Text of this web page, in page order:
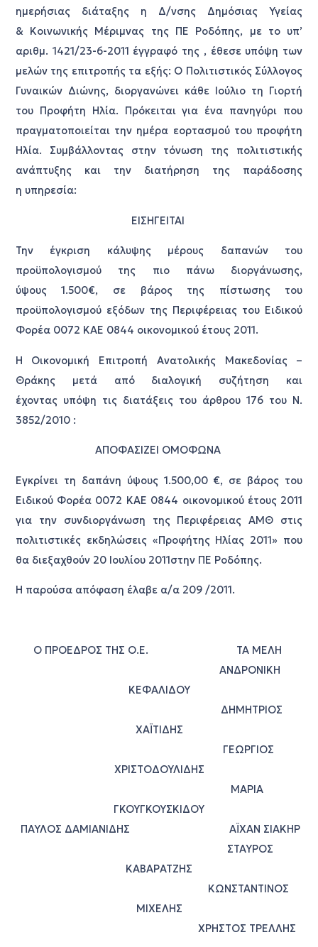
ημερήσιας διάταξης η Δ/νσης Δημόσιας Υγείας
& Κοινωνικής Μέριμνας της ΠΕ Ροδόπης, με το υπ’
αριθμ. 1421/23-6-2011 έγγραφό της , έθεσε υπόψη των
μελών της επιτροπής τα εξής: Ο Πολιτιστικός Σύλλογος
Γυναικών Διώνης, διοργανώνει κάθε Ιούλιο τη Γιορτή
του Προφήτη Ηλία. Πρόκειται για ένα πανηγύρι που
πραγματοποιείται την ημέρα εορτασμού του προφήτη
Ηλία. Συμβάλλοντας στην τόνωση της πολιτιστικής
ανάπτυξης και την διατήρηση της παράδοσης
η υπηρεσία:
ΕΙΣΗΓΕΙΤΑΙ
Την έγκριση κάλυψης μέρους δαπανών του
προϋπολογισμού της πιο πάνω διοργάνωσης,
ύψους 1.500€, σε βάρος της πίστωσης του
προϋπολογισμού εξόδων της Περιφέρειας του Ειδικού
Φορέα 0072 ΚΑΕ 0844 οικονομικού έτους 2011.
Η Οικονομική Επιτροπή Ανατολικής Μακεδονίας –
Θράκης μετά από διαλογική συζήτηση και
έχοντας υπόψη τις διατάξεις του άρθρου 176 του Ν.
3852/2010 :
ΑΠΟΦΑΣΙΖΕΙ ΟΜΟΦΩΝΑ
Εγκρίνει τη δαπάνη ύψους 1.500,00 €, σε βάρος του
Ειδικού Φορέα 0072 ΚΑΕ 0844 οικονομικού έτους 2011
για την συνδιοργάνωση της Περιφέρειας ΑΜΘ στις
πολιτιστικές εκδηλώσεις «Προφήτης Ηλίας 2011» που
θα διεξαχθούν 20 Ιουλίου 2011στην ΠΕ Ροδόπης.
Η παρούσα απόφαση έλαβε α/α 209 /2011.
Ο ΠΡΟΕΔΡΟΣ ΤΗΣ Ο.Ε. ΤΑ ΜΕΛΗ
ΑΝΔΡΟΝΙΚΗ
ΚΕΦΑΛΙΔΟΥ
ΔΗΜΗΤΡΙΟΣ
ΧΑΪΤΙΔΗΣ
ΓΕΩΡΓΙΟΣ
ΧΡΙΣΤΟΔΟΥΛΙΔΗΣ
ΜΑΡΙΑ
ΓΚΟΥΓΚΟΥΣΚΙΔΟΥ
ΠΑΥΛΟΣ ΔΑΜΙΑΝΙΔΗΣ ΑΪΧΑΝ ΣΙΑΚΗΡ
ΣΤΑΥΡΟΣ
ΚΑΒΑΡΑΤΖΗΣ
ΚΩΝΣΤΑΝΤΙΝΟΣ
ΜΙΧΕΛΗΣ
ΧΡΗΣΤΟΣ ΤΡΕΛΛΗΣ